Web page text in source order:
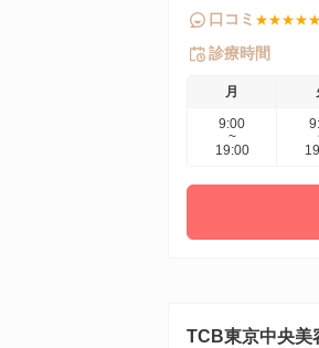
口コミ ★★★★★
診療時間
月
9:00
~
19:00
TCB東京中央美